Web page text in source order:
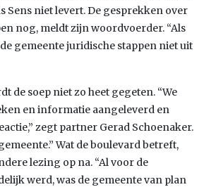
Sens niet levert. De gesprekken over
nog, meldt zijn woordvoerder. “Als
gemeente juridische stappen niet uit
de soep niet zo heet gegeten. “We
en informatie aangeleverd en
zegt partner Gerad Schoenaker.
Wat de boulevard betreft,
lezing op na. “Al voor de
werd, was de gemeente van plan